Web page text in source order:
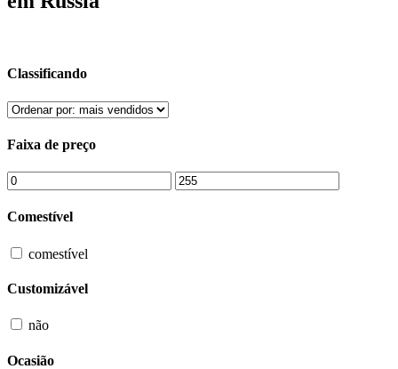
Classificando
Faixa de preço
Comestível
comestível
Customizável
não
Ocasião